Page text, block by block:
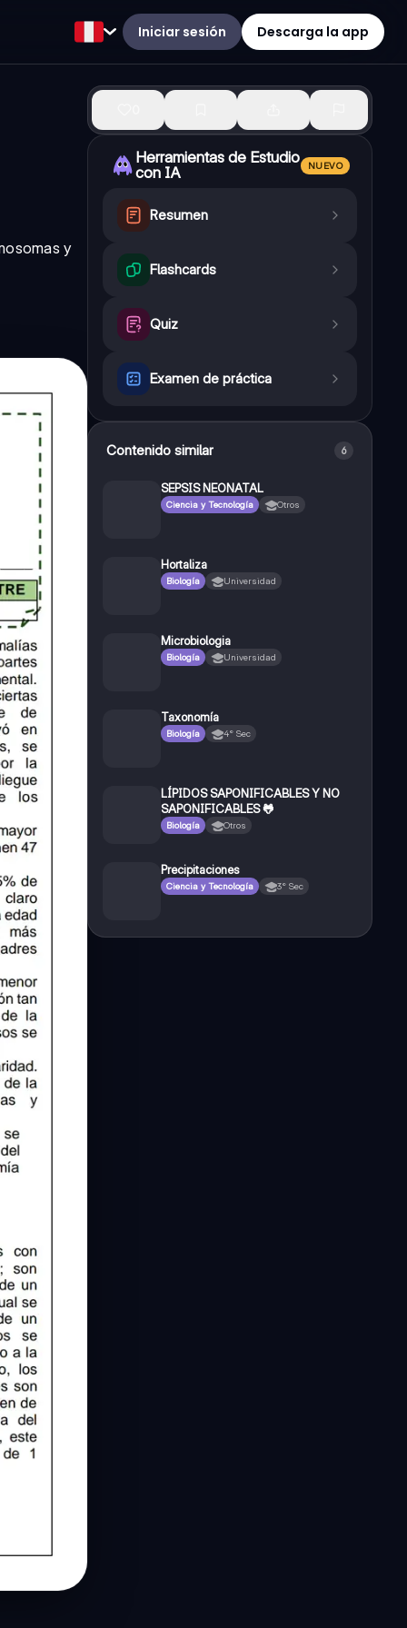
Iniciar sesión Descarga la app
y
Herramientas de Estudio
con IA
NUEVO
Resumen
Flashcards
Quiz
Examen de práctica
Contenido similar 6
SEPSIS NEONATAL
Ciencia y Tecnología Otros
Hortaliza
Biología Universidad
Microbiologia
Biología Universidad
Taxonomía
Biología 4° Sec
LÍPIDOS SAPONIFICABLES Y NO
SAPONIFICABLES 🐸
Biología Otros
Precipitaciones
Ciencia y Tecnología 3° Sec